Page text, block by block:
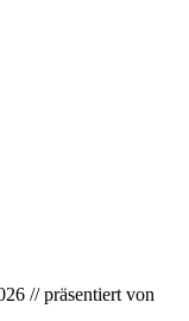
// präsentiert von